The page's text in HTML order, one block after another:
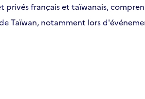
français et taïwanais,
Taïwan, notamment lors